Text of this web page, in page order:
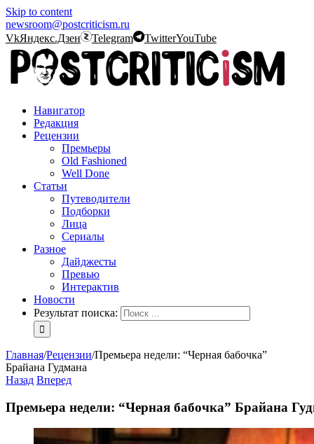
Skip to content
newsroom@postcriticism.ru
VkЯндекс.Дзен Telegram TwitterYouTube
Навигатор
Редакция
Рецензии
Премьеры
Old Fashioned
Well Done
Статьи
Путеводители
Подборки
Лица
Сериалы
Разное
Дайджесты
Превью
Интерактив
Новости
Результат поиска:
Главная/Рецензии/Премьера недели: “Черная бабочка”
Брайана Гудмана
Назад Вперед
Премьера недели: “Черная бабочка” Брайана